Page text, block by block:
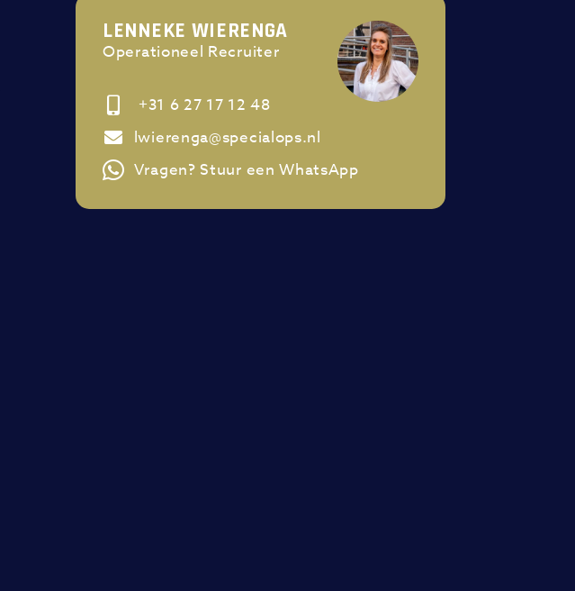
LENNEKE WIERENGA
Operationeel Recruiter
+31 6 27 17 12 48
lwierenga@specialops.nl
Vragen? Stuur een WhatsApp